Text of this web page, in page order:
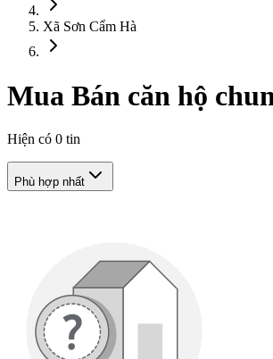
Xã Sơn Cẩm Hà
Mua Bán căn hộ
Hiện có 0 tin
Phù hợp nhất